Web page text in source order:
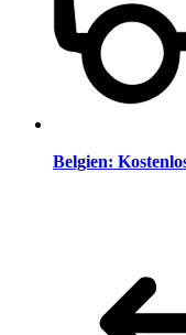
Belgien: